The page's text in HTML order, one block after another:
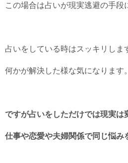
この場合は占いが現実逃避の手段
占いをしている時はスッキリしま
何かが解決した様な気になります。
ですが占いをしただけでは現実は
仕事や恋愛や夫婦関係で同じ悩み